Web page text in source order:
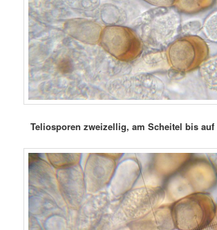
Teliosporen zweizellig, am Scheitel bis